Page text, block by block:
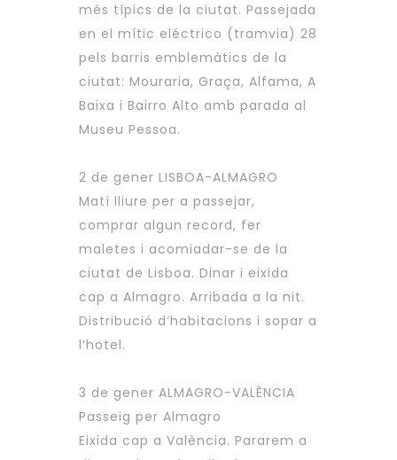
més típics de la ciutat. Passejada
en el mític eléctrico (tramvia) 28
pels barris emblemàtics de la
ciutat: Mouraria, Graça, Alfama, A
Baixa i Bairro Alto amb parada al
Museu Pessoa.
2 de gener LISBOA-ALMAGRO
Matí lliure per a passejar,
comprar algun record, fer
maletes i acomiadar-se de la
ciutat de Lisboa. Dinar i eixida
cap a Almagro. Arribada a la nit.
Distribució d’habitacions i sopar a
l’hotel.
3 de gener ALMAGRO-VALÈNCIA
Passeig per Almagro
Eixida cap a València. Pararem a